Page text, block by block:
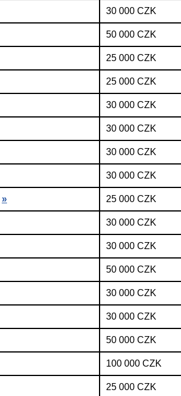
30 000 CZK
50 000 CZK
25 000 CZK
25 000 CZK
30 000 CZK
30 000 CZK
30 000 CZK
30 000 CZK
» 25 000 CZK
30 000 CZK
30 000 CZK
50 000 CZK
30 000 CZK
30 000 CZK
50 000 CZK
100 000 CZK
25 000 CZK